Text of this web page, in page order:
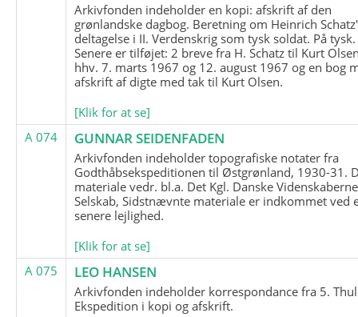
Arkivfonden indeholder en kopi: afskrift af den
grønlandske dagbog. Beretning om Heinrich Schatz'
deltagelse i II. Verdenskrig som tysk soldat. På tysk.
Senere er tilføjet: 2 breve fra H. Schatz til Kurt
hhv. 7. marts 1967 og 12. august 1967 og en bog
afskrift af digte med tak til Kurt Olsen.
[Klik for at se]
A 074
GUNNAR SEIDENFADEN
Arkivfonden indeholder topografiske notater fra
Godthåbsekspeditionen til Østgrønland, 1930-31.
materiale vedr. bl.a. Det Kgl. Danske
Selskab, Sidstnævnte materiale er indkommet ved
senere lejlighed.
[Klik for at se]
A 075
LEO HANSEN
Arkivfonden indeholder korrespondance fra 5.
Ekspedition i kopi og afskrift.